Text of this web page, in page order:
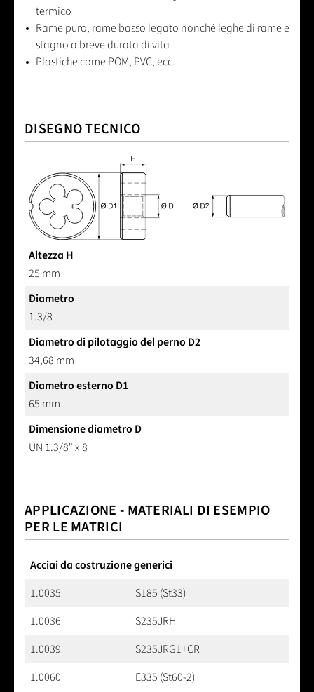
termico
Rame puro, rame basso legato nonché leghe di rame e
stagno a breve durata di vita
Plastiche come POM, PVC, ecc.
DISEGNO TECNICO
Altezza H
25 mm
Diametro
1.3/8
Diametro di pilotaggio del perno D2
34,68 mm
Diametro esterno D1
65 mm
Dimensione diametro D
UN 1.3/8" x 8
APPLICAZIONE - MATERIALI DI ESEMPIO
PER LE MATRICI
Acciai da costruzione generici
1.0035
S185 (St33)
1.0036
S235JRH
1.0039
S235JRG1+CR
1.0060
E335 (St60-2)